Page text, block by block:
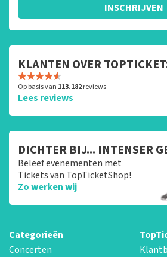
INSCHRIJVEN
KLANTEN OVER
Op basis van 113.182reviews
Lees reviews
DICHTER BIJ... INTENSER
Beleef evenementen met
Tickets van TopTicketShop!
Zo werken wij
Categorieën
Concerten